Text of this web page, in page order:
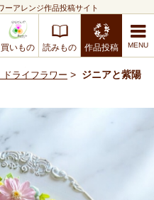
ーアレンジ作品投稿サイト
買いもの 読みもの 作品投稿
ライフラワー > ジニアと紫陽